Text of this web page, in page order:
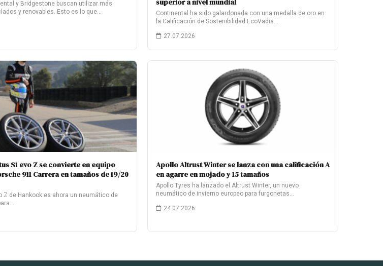
y Bridgestone buscan utilizar más
y renovables. Esto es lo que…
superior a nivel mundial
Continental ha sido galardonada con una medalla de oro en
la Calificación de Sostenibilidad EcoVadis…
27.07.2026
S1 evo Z se convierte en equipo
911 Carrera en tamaños de 19/20
Z de Hankook es ahora un neumático de
Apollo Altrust Winter se lanza con una calificación A
en agarre en mojado y 15 tamaños
Apollo Tyres ha lanzado el Altrust Winter, un nuevo
neumático de invierno europeo para furgonetas…
24.07.2026